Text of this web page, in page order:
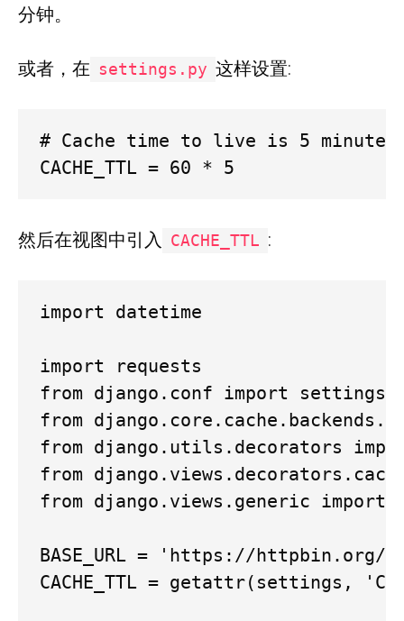
分钟。
或者，在 settings.py 这样设置:
# Cache time to live is 5 minutes
CACHE_TTL = 60 * 5
然后在视图中引入 CACHE_TTL :
import datetime
import requests
from django.conf import settings
from
from django.utils.decorators
from
from django.views.generic import
BASE_URL = 'https://httpbin.org/'
CACHE_TTL = getattr(settings,